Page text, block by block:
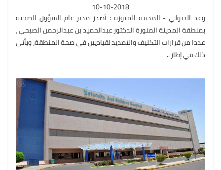
10-10-2018
وعد الديولي - المدينة المنورة : أصدر مدير عام الشؤون الصحية
بمنطقة المدينة المنورة الدكتور عبدالحميد بن عبدالرحمن الصبحي ،
عددا من قرارات التكليف والتمديد لقياديين في صحة المنطقة، ويأتي
ذلك في إطار ..